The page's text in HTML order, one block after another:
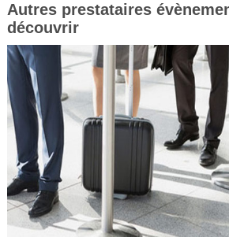
Autres prestataires
découvrir